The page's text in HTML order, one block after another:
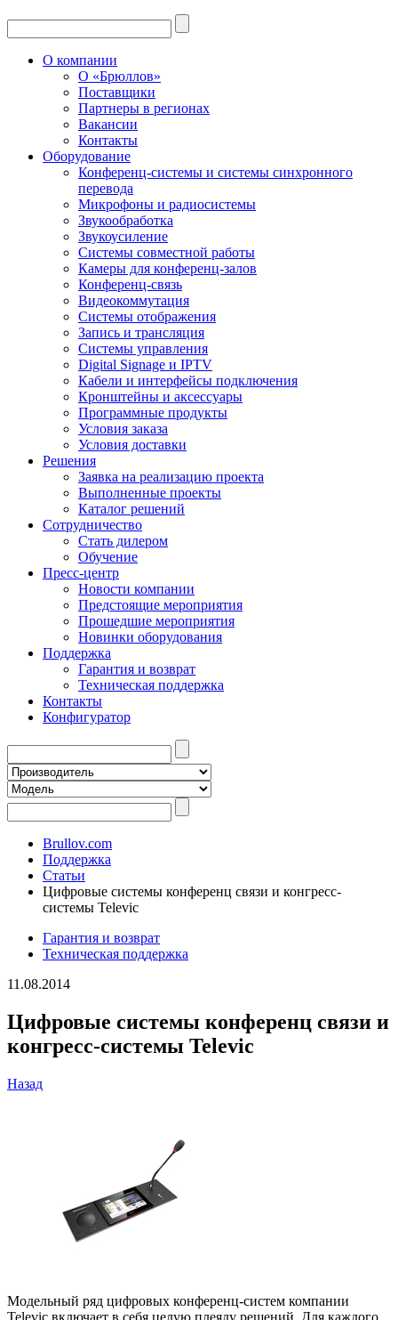
О компании
О «Брюллов»
Поставщики
Партнеры в регионах
Вакансии
Контакты
Оборудование
Конференц-системы и системы синхронного
перевода
Микрофоны и радиосистемы
Звукообработка
Звукоусиление
Системы совместной работы
Камеры для конференц-залов
Конференц-связь
Видеокоммутация
Системы отображения
Запись и трансляция
Системы управления
Digital Signage и IPTV
Кабели и интерфейсы подключения
Кронштейны и аксессуары
Программные продукты
Условия заказа
Условия доставки
Решения
Заявка на реализацию проекта
Выполненные проекты
Каталог решений
Сотрудничество
Стать дилером
Обучение
Пресс-центр
Новости компании
Предстоящие мероприятия
Прошедшие мероприятия
Новинки оборудования
Поддержка
Гарантия и возврат
Техническая поддержка
Контакты
Конфигуратор
Brullov.com
Поддержка
Статьи
Цифровые системы конференц связи и конгресс-
системы Televic
Гарантия и возврат
Техническая поддержка
11.08.2014
Цифровые системы конференц связи и
конгресс-системы Televic
Назад
Модельный ряд цифровых конференц-систем компании
Televic включает в себя целую плеяду решений. Для каждого